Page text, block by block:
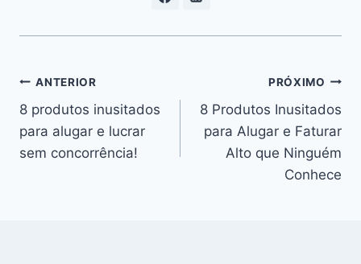
Navegação
de
Post
ANTERIOR
8 produtos inusitados
para alugar e lucrar
sem concorrência!
PRÓXIMO
8 Produtos Inusitados
para Alugar e Faturar
Alto que Ninguém
Conhece